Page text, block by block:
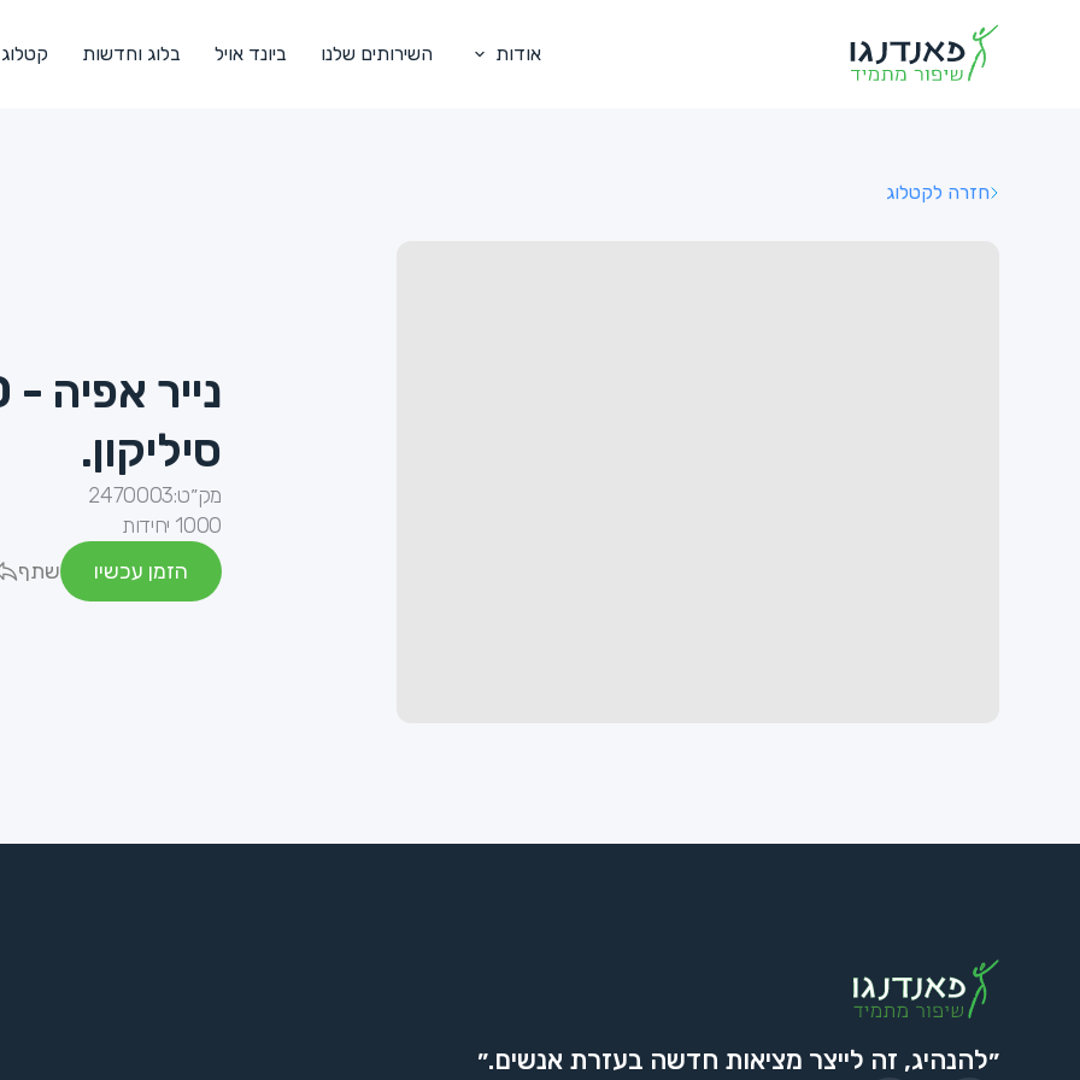
אודות השירותים שלנו ביונד אויל בלוג וחדשות קטלוג
חזרה לקטלוג
סיליקון.
מק״ט:2470003
1000 יחידות
הזמן עכשיו
שתף
״להנהיג, זה לייצר מציאות חדשה בעזרת אנשים.״